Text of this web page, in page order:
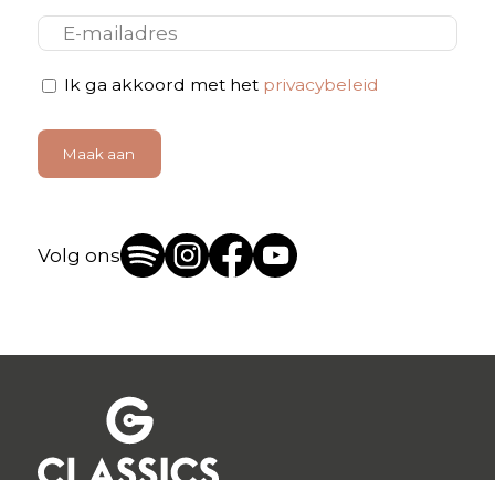
E-mail
Privacybeleid
Ik ga akkoord met het privacybeleid
Volg ons